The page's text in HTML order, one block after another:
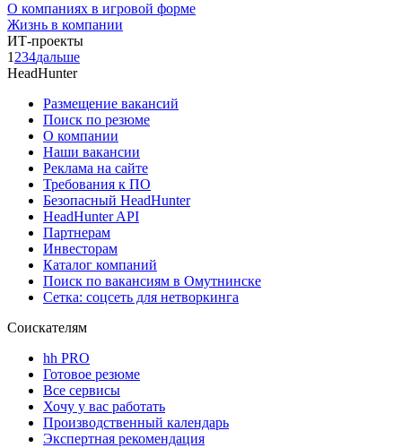
О компаниях в игровой форме
Жизнь в компании
ИТ-проекты
1 234дальше
HeadHunter
Размещение вакансий
Поиск по резюме
О компании
Наши вакансии
Реклама на сайте
Требования к ПО
Безопасный HeadHunter
HeadHunter API
Партнерам
Инвесторам
Каталог компаний
Поиск по вакансиям в Омутнинске
Сетка: соцсеть для нетворкинга
Соискателям
hh PRO
Готовое резюме
Все сервисы
Хочу у вас работать
Производственный календарь
Экспертная рекомендация